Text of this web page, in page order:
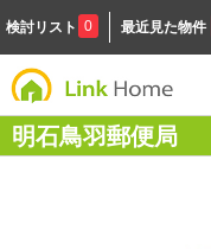
検討リスト 0 最近見た物件
明石鳥羽郵便局